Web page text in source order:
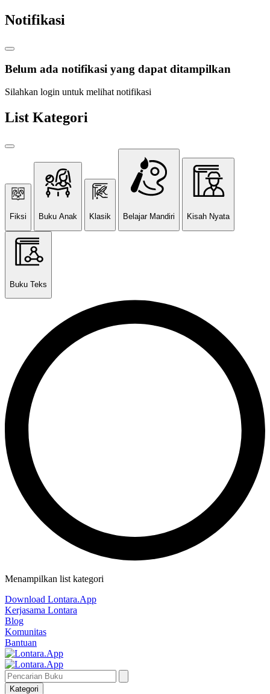
Notifikasi
Belum ada notifikasi yang dapat ditampilkan
Silahkan login untuk melihat notifikasi
List Kategori
Fiksi Buku Anak Klasik Belajar Mandiri Kisah Nyata
Buku Teks
Menampilkan list kategori
Download Lontara.App
Kerjasama Lontara
Blog
Komunitas
Bantuan
Kategori